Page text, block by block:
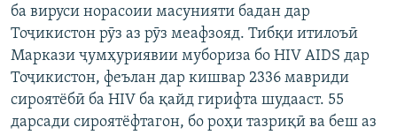
ба вируси норасоии масунияти бадан дар
Тоҷикистон рӯз аз рӯз меафзояд. Тибқи итилоъӣ
Маркази ҷумҳуриявии мубориза бо HIV AIDS дар
Тоҷикистон, феълан дар кишвар 2336 мавриди
сироятёбӣ ба HIV ба қайд гирифта шудааст. 55
дарсади сироятёфтагон, бо роҳи тазриқӣ ва беш аз